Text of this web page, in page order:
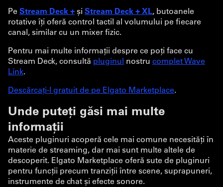
Pe Stream Deck +și Stream Deck + XL, butoanele
rotative îți oferă control tactil al volumului pe fiecare
canal, similar cu un mixer fizic.
Pentru mai multe informații despre ce poți face cu
Stream Deck, consultă pluginul nostru complet Wave
Link.
Descărcați-l gratuit de pe Elgato Marketplace.
Unde puteți găsi mai multe
informații
Aceste pluginuri acoperă cele mai comune necesități în
materie de streaming, dar mai sunt multe altele de
descoperit. Elgato Marketplace oferă sute de pluginuri
pentru funcții precum tranziții între scene, suprapuneri,
instrumente de chat și efecte sonore.